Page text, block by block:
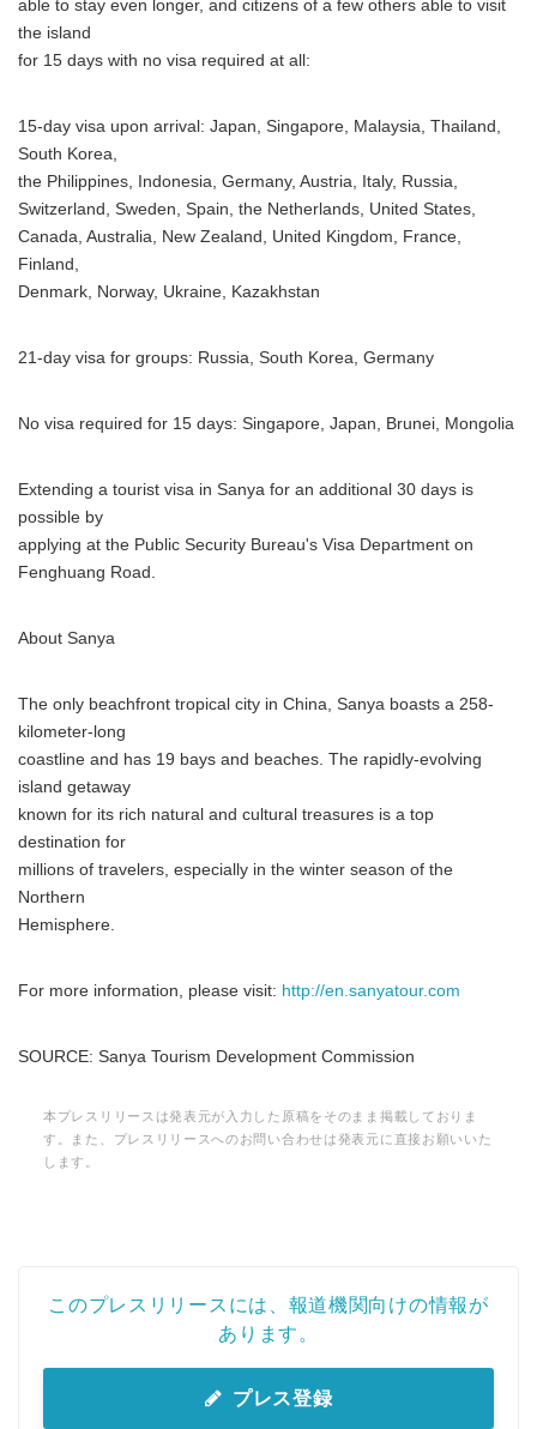
able to stay even longer, and citizens of a few others able to visit
the island
for 15 days with no visa required at all:
15-day visa upon arrival: Japan, Singapore, Malaysia, Thailand,
South Korea,
the Philippines, Indonesia, Germany, Austria, Italy, Russia,
Switzerland, Sweden, Spain, the Netherlands, United States,
Canada, Australia, New Zealand, United Kingdom, France,
Finland,
Denmark, Norway, Ukraine, Kazakhstan
21-day visa for groups: Russia, South Korea, Germany
No visa required for 15 days: Singapore, Japan, Brunei, Mongolia
Extending a tourist visa in Sanya for an additional 30 days is
possible by
applying at the Public Security Bureau's Visa Department on
Fenghuang Road.
About Sanya
The only beachfront tropical city in China, Sanya boasts a 258-
kilometer-long
coastline and has 19 bays and beaches. The rapidly-evolving
island getaway
known for its rich natural and cultural treasures is a top
destination for
millions of travelers, especially in the winter season of the
Northern
Hemisphere.
For more information, please visit: http://en.sanyatour.com
SOURCE: Sanya Tourism Development Commission
本プレスリリースは発表元が入力した原稿をそのまま掲載しておりま
す。また、プレスリリースへのお問い合わせは発表元に直接お願いいた
します。
このプレスリリースには、報道機関向けの情報が
あります。
プレス登録